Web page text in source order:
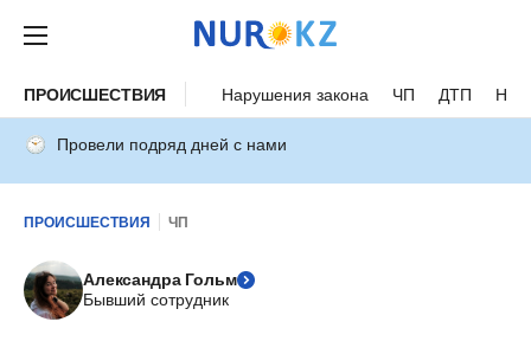
ПРОИСШЕСТВИЯ Нарушения закона ЧП ДТП
Провели подряд дней с нами
ПРОИСШЕСТВИЯ ЧП
Александра Гольм
Бывший сотрудник